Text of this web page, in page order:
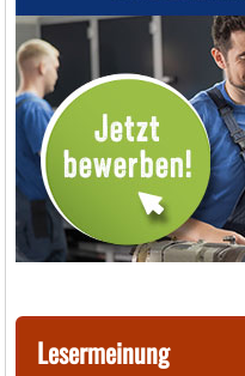
Lesermeinung